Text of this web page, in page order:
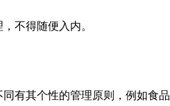
不得随便入内。
有其个性的管理原则，例如食品